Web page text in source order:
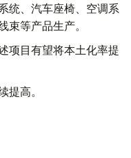
统、汽车座椅、空调系
束等产品生产。
项目有望将本土化率提
提高。